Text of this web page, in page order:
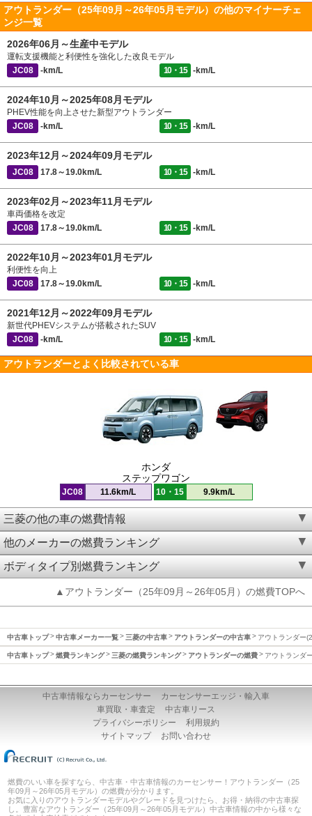
アウトランダー（25年09月～26年05月モデル）の他のマイナーチェ
ンジ一覧
2026年06月～生産中モデル
運転支援機能と利便性を強化した改良モデル
JC08
-km/L 10・15 -km/L
2024年10月～2025年08月モデル
PHEV性能を向上させた新型アウトランダー
JC08
-km/L 10・15 -km/L
2023年12月～2024年09月モデル
JC08 17.8～19.0km/L 10・15 -km/L
2023年02月～2023年11月モデル
車両価格を改定
JC08
17.8～19.0km/L 10・15 -km/L
2022年10月～2023年01月モデル
利便性を向上
JC08
17.8～19.0km/L 10・15 -km/L
2021年12月～2022年09月モデル
新世代PHEVシステムが搭載されたSUV
JC08
-km/L 10・15 -km/L
アウトランダーとよく比較されている車
ホンダ
ステップワゴン
JC08 11.6km/L 10・15 9.9km/L
三菱の他の車の燃費情報
他のメーカーの燃費ランキング
ボディタイプ別燃費ランキング
▲アウトランダー（25年09月～26年05月）の燃費TOPへ
中古車トップ 中古車メーカー一覧 三菱の中古車 アウトランダーの中古車 アウトランダー
中古車トップ 燃費ランキング 三菱の燃費ランキング アウトランダーの燃費 アウトランダ
中古車情報ならカーセンサー
カーセンサーエッジ・輸入車
車買取・車査定
中古車リース
プライバシーポリシー
利用規約
サイトマップ
お問い合わせ
燃費のいい車を探すなら、中古車・中古車情報のカーセンサー！アウトランダー（25
年09月～26年05月モデル）の燃費が分かります。
お気に入りのアウトランダーモデルやグレードを見つけたら、お得・納得の中古車探
し。豊富なアウトランダー（25年09月～26年05月モデル）中古車情報の中から様々な